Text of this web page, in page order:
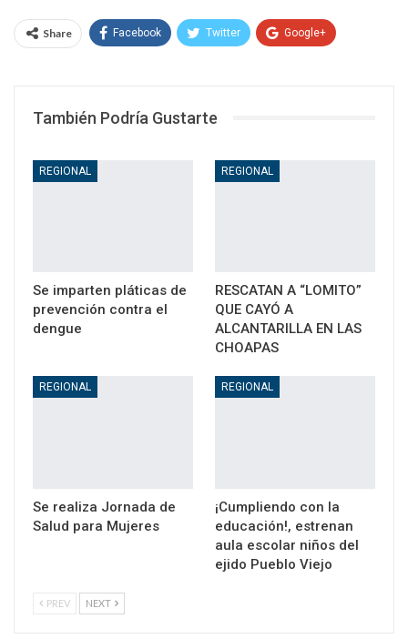
Share Facebook Twitter Google+
También Podría Gustarte
REGIONAL
Se imparten pláticas de
prevención contra el
dengue
REGIONAL
RESCATAN A “LOMITO”
QUE CAYÓ A
ALCANTARILLA EN LAS
CHOAPAS
REGIONAL
Se realiza Jornada de
Salud para Mujeres
REGIONAL
¡Cumpliendo con la
educación!, estrenan
aula escolar niños del
ejido Pueblo Viejo
PREV NEXT